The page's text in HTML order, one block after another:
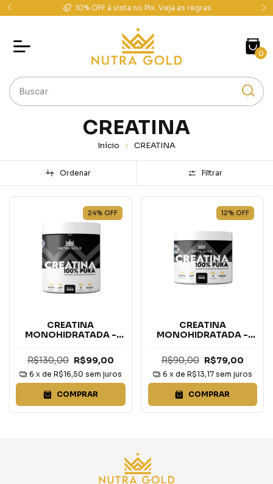
10% OFF à vista no Pix. Veja as regras
0
CREATINA
Início CREATINA
Ordenar Filtrar
24% OFF
CREATINA
MONOHIDRATADA -
R$130,00 R$99,00
6 x de R$16,50 sem juros
COMPRAR
12% OFF
CREATINA
MONOHIDRATADA -
R$90,00 R$79,00
6 x de R$13,17 sem juros
COMPRAR